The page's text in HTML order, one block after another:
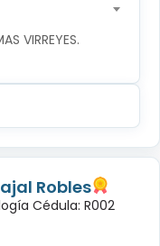
VIRREYES.
Robles
Cédula: R002